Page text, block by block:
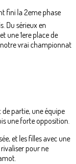
fini la 2eme phase
Du sérieux en
une 1ere place de
vrai championnat
de partie, une équipe
une forte opposition.
et les filles avec une
pour ne